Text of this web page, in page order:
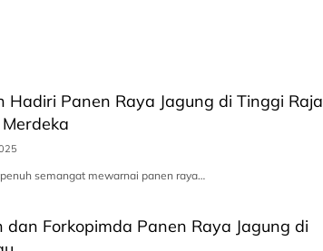
Hadiri Panen Raya Jagung di Tinggi Raja
semangat mewarnai panen raya…
dan Forkopimda Panen Raya Jagung di